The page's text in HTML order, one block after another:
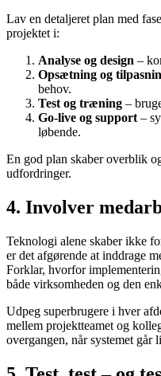
Lav en detaljeret plan med
projektet i:
Analyse og design –
Opsætning og
behov.
Test og træning –
Go-live og support –
løbende.
En god plan skaber overblik
udfordringer.
4. Involver
Teknologi alene skaber ikke
er det afgørende at inddrage
Forklar, hvorfor
både virksomheden og den
Udpeg superbrugere i hver
mellem projektteamet og
overgangen, når systemet går